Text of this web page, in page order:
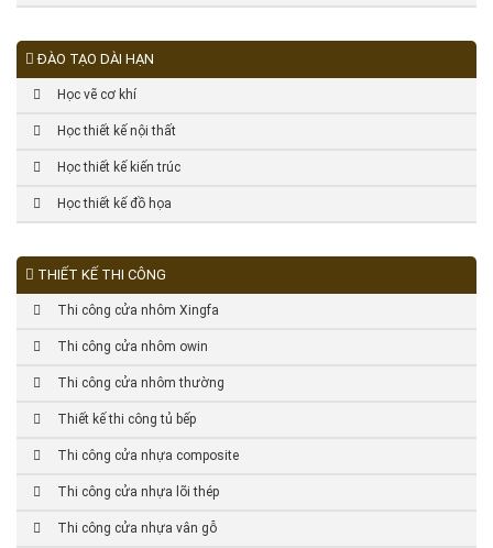
ĐÀO TẠO DÀI HẠN
Học vẽ cơ khí
Học thiết kế nội thất
Học thiết kế kiến trúc
Học thiết kế đồ họa
THIẾT KẾ THI CÔNG
Thi công cửa nhôm Xingfa
Thi công cửa nhôm owin
Thi công cửa nhôm thường
Thiết kế thi công tủ bếp
Thi công cửa nhựa composite
Thi công cửa nhựa lõi thép
Thi công cửa nhựa vân gỗ